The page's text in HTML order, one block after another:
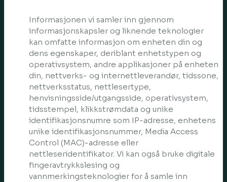
Informasjonen vi samler inn gjennom
informasjonskapsler og liknende teknologier
kan omfatte informasjon om enheten din og
dens egenskaper, deriblant enhetstypen og
operativsystem, andre applikasjoner på enheten
din, nettverks- og internettleverandør, tidssone,
nettverksstatus, nettlesertype,
henvisningsside/utgangsside, operativsystem,
tidsstempel, klikkstrømdata og unike
identifikasjonsnumre som IP-adresse, enhetens
unike identifikasjonsnummer, Media Access
Control (MAC)-adresse eller
nettleseridentifikator. Vi kan også bruke digitale
fingeravtrykkslesing og
vannmerkingsteknologier for å samle inn